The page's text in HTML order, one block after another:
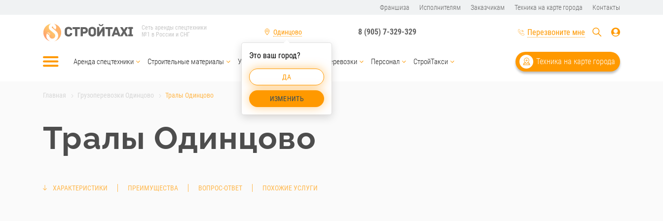
Франшиза Исполнителям Заказчикам Техника на карте города Контакты
Сеть аренды спецтехники
№1 в России и СНГ
Одинцово
Это ваш город?
ДА
ИЗМЕНИТЬ
8 (905) 7-329-329 Перезвоните мне
Аренда спецтехники Строительные материалы Услуги спецтехники Грузоперевозки Персонал СтройТакси Техника на карте города
Главная Грузоперевозки Одинцово Тралы Одинцово
Тралы Одинцово
ХАРАКТЕРИСТИКИ ПРЕИМУЩЕСТВА ВОПРОС-ОТВЕТ ПОХОЖИЕ УСЛУГИ